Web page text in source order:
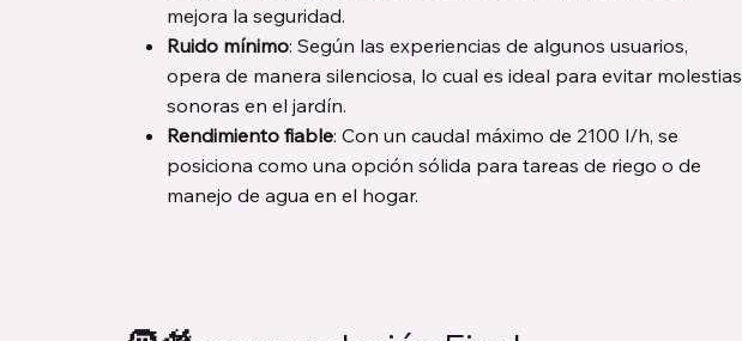
mejora la seguridad.
Ruido mínimo: Según las experiencias de algunos usuarios,
opera de manera silenciosa, lo cual es ideal para evitar molestias
sonoras en el jardín.
Rendimiento fiable: Con un caudal máximo de 2100 l/h, se
posiciona como una opción sólida para tareas de riego o de
manejo de agua en el hogar.